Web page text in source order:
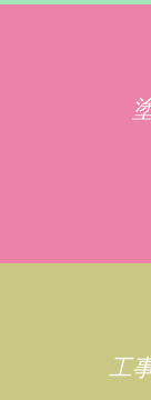
工